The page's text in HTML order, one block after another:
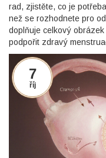
rad, zjistěte, co je
než se rozhodnete pro
doplňuje celkový
podpořit zdravý
7
říj